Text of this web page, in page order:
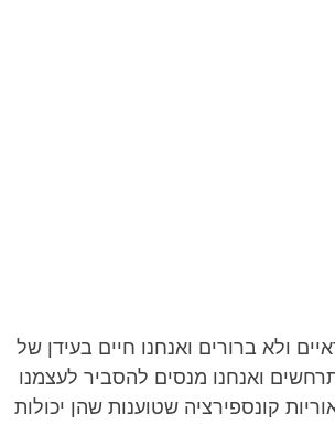
ולא ברורים ואנחנו חיים בעידן של
ואנחנו מנסים להסביר לעצמנו
קונספירציה שטוענות שהן יכולות